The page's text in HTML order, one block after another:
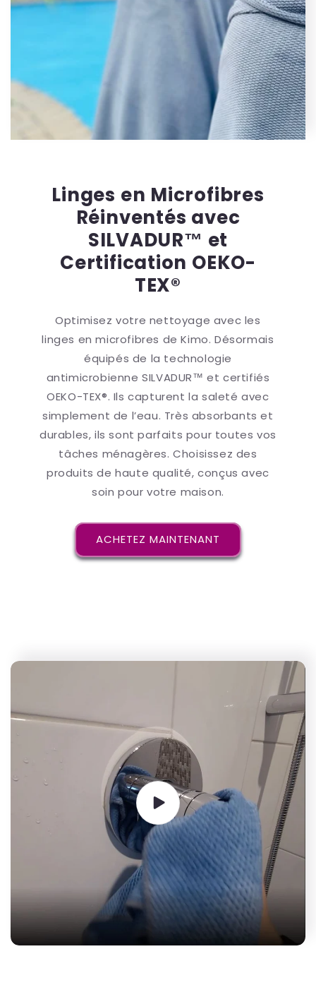
Linges en Microfibres
Réinventés avec
SILVADUR™ et
Certification OEKO-
TEX®
Optimisez votre nettoyage avec les
linges en microfibres de Kimo. Désormais
équipés de la technologie
antimicrobienne SILVADUR™ et certifiés
OEKO-TEX®. Ils capturent la saleté avec
simplement de l’eau. Très absorbants et
durables, ils sont parfaits pour toutes vos
tâches ménagères. Choisissez des
produits de haute qualité, conçus avec
soin pour votre maison.
ACHETEZ MAINTENANT